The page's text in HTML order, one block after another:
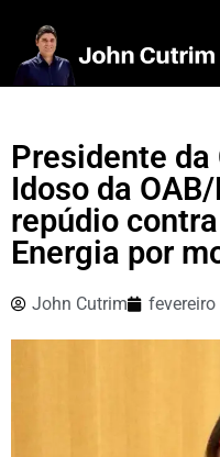
Presidente
Idoso da
repúdio
Energia por
John Cutrim fevereiro